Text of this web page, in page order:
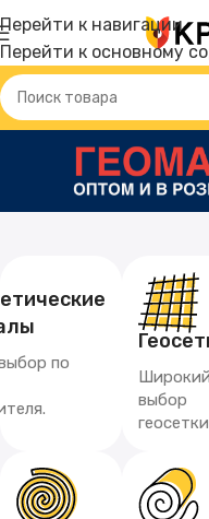
Перейти к навигации
Перейти к основному
по
Широкий
выбор
геосетки